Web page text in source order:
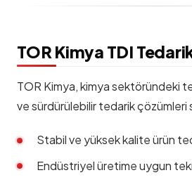
TOR Kimya TDI
TOR Kimya, kimya sektöründeki
ve sürdürülebilir tedarik çözümleri
Stabil ve yüksek kalite ürün
Endüstriyel üretime uygun